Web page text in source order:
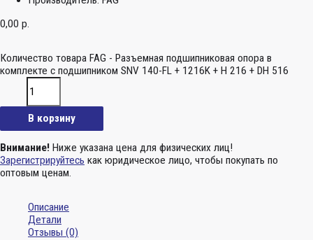
0,00 р.
Количество товара FAG - Разъемная подшипниковая опора в
комплекте с подшипником SNV 140-FL + 1216K + H 216 + DH 516
В корзину
Внимание! Ниже указана цена для физических лиц!
Зарегистрируйтесь как юридическое лицо, чтобы покупать по
оптовым ценам.
Описание
Детали
Отзывы (0)